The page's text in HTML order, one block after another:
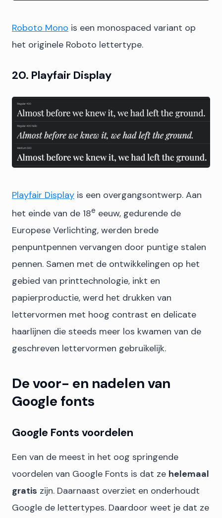
Roboto Mono is een monospaced variant op
het originele Roboto lettertype.
20. Playfair Display
Playfair Display is een overgangsontwerp. Aan
het einde van de 18e eeuw, gedurende de
Europese Verlichting, werden brede
penpuntpennen vervangen door puntige stalen
pennen. Samen met de ontwikkelingen op het
gebied van printtechnologie, inkt en
papierproductie, werd het drukken van
lettervormen met hoog contrast en delicate
haarlijnen die steeds meer los kwamen van de
geschreven lettervormen gebruikelijk.
De voor- en nadelen van
Google fonts
Google Fonts voordelen
Een van de meest in het oog springende
voordelen van Google Fonts is dat ze helemaal
gratis zijn. Daarnaast overziet en onderhoudt
Google de lettertypes. Daardoor weet je dat ze